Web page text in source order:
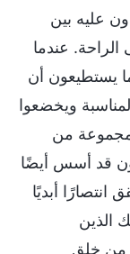
عليه بين
الراحة. عندما
يستطيعون أن
ويخضعوا
مجموعة من
قد أسس أيضًا
أبديًا
الذين
من خلق